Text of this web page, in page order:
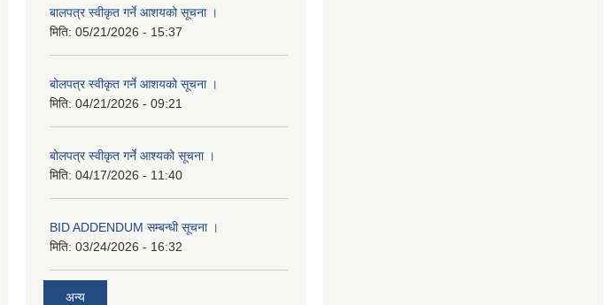
बालपत्र स्वीकृत गर्ने आशयको सूचना ।
मिति: 05/21/2026 - 15:37
बोलपत्र स्वीकृत गर्ने आशयको सूचना ।
मिति: 04/21/2026 - 09:21
बोलपत्र स्वीकृत गर्ने आश्यको सूचना ।
मिति: 04/17/2026 - 11:40
BID ADDENDUM सम्बन्धी सूचना ।
मिति: 03/24/2026 - 16:32
अन्य